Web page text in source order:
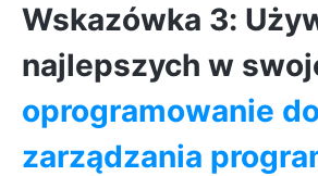
Wskazówka 3:
najlepszych w
oprogramowanie do
zarządzania